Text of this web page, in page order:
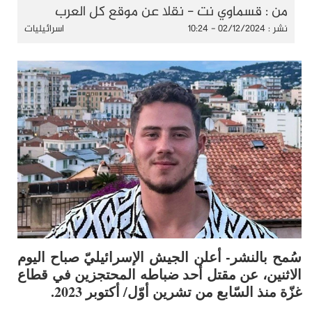
من : قسماوي نت - نقلا عن موقع كل العرب
نشر : 02/12/2024 - 10:24 اسرائيليات
سُمح بالنشر- أعلن الجيش الإسرائيليّ صباح اليوم
الاثنين، عن مقتل أحد ضباطه المحتجزين في قطاع
غزّة منذ السّابع من تشرين أوّل/ أكتوبر 2023.